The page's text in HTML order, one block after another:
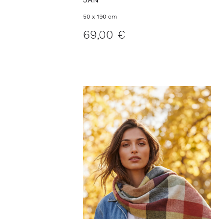
50 x 190 cm
69,00 €